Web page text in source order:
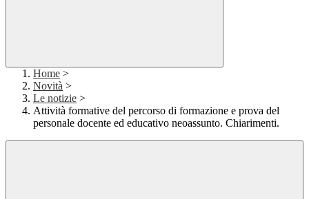
Home >
Novità >
Le notizie >
Attività formative del percorso di formazione e prova del
personale docente ed educativo neoassunto. Chiarimenti.